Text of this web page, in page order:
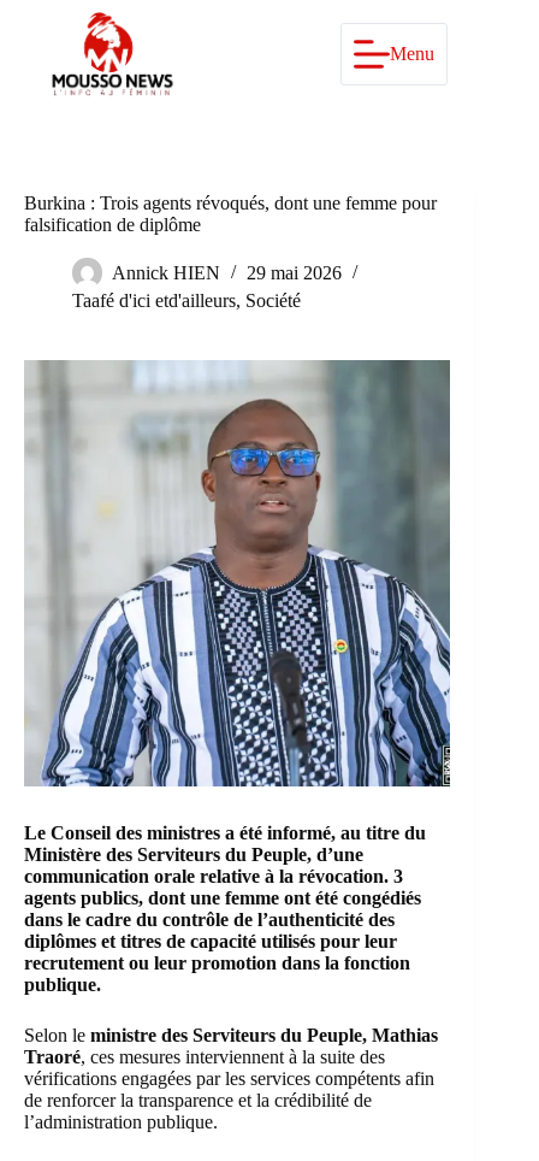
Menu
Burkina : Trois agents révoqués, dont une femme pour
falsification de diplôme
Annick HIEN
29 mai 2026
Taafé d'ici etd'ailleurs, Société
Le Conseil des ministres a été informé, au titre du
Ministère des Serviteurs du Peuple, d’une
communication orale relative à la révocation. 3
agents publics, dont une femme ont été congédiés
dans le cadre du contrôle de l’authenticité des
diplômes et titres de capacité utilisés pour leur
recrutement ou leur promotion dans la fonction
publique.
Selon le ministre des Serviteurs du Peuple, Mathias
Traoré, ces mesures interviennent à la suite des
vérifications engagées par les services compétents afin
de renforcer la transparence et la crédibilité de
l’administration publique.